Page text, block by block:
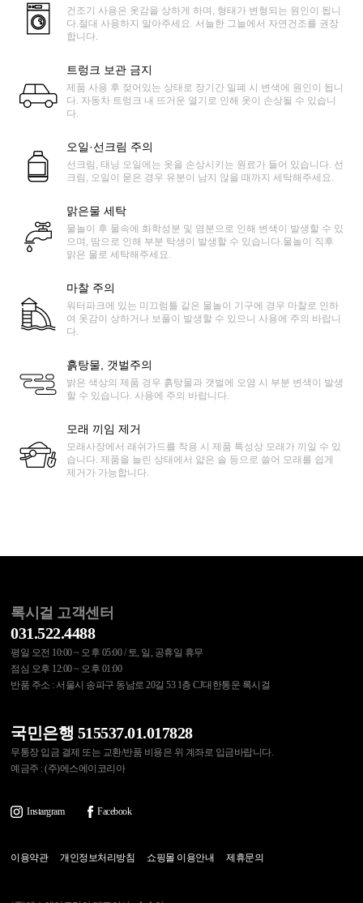
건조기 사용은 옷감을 상하게 하며, 형태가 변형되는 원인이 됩니
다.절대 사용하지 말아주세요. 서늘한 그늘에서 자연건조를 권장
합니다.
트렁크 보관 금지
제품 사용 후 젖어있는 상태로 장기간 밀폐 시 변색에 원인이 됩니
다. 자동차 트렁크 내 뜨거운 열기로 인해 옷이 손상될 수 있습니
다.
오일·선크림 주의
선크림, 태닝 오일에는 옷을 손상시키는 원료가 들어 있습니다. 선
크림, 오일이 묻은 경우 유분이 남지 않을 때까지 세탁해주세요.
맑은물 세탁
물놀이 후 물속에 화학성분 및 염분으로 인해 변색이 발생할 수 있
으며, 땀으로 인해 부분 탁생이 발생할 수 있습니다.물놀이 직후
맑은 물로 세탁해주세요.
마찰 주의
워터파크에 있는 미끄럼틀 같은 물놀이 기구에 경우 마찰로 인하
여 옷감이 상하거나 보풀이 발생할 수 있으니 사용에 주의 바랍니
다.
흙탕물, 갯벌주의
밝은 색상의 제품 경우 흙탕물과 갯벌에 오염 시 부분 변색이 발생
할 수 있습니다. 사용에 주의 바랍니다.
모래 끼임 제거
모래사장에서 래쉬가드를 착용 시 제품 특성상 모래가 끼일 수 있
습니다. 제품을 늘린 상태에서 얇은 솔 등으로 쓸어 모래를 쉽게
제거가 가능합니다.
록시걸 고객센터
031.522.4488
평일 오전 10:00 ~ 오후 05:00 / 토, 일, 공휴일 휴무
점심 오후 12:00 ~ 오후 01:00
반품 주소 : 서울시 송파구 동남로 20길 53 1층 CJ대한통운 록시걸
국민은행 515537.01.017828
무통장 입금 결제 또는 교환/반품 비용은 위 계좌로 입금바랍니다.
예금주 : (주)에스에이코리아
Instargram Facebook
이용약관 개인정보처리방침 쇼핑몰 이용안내 제휴문의